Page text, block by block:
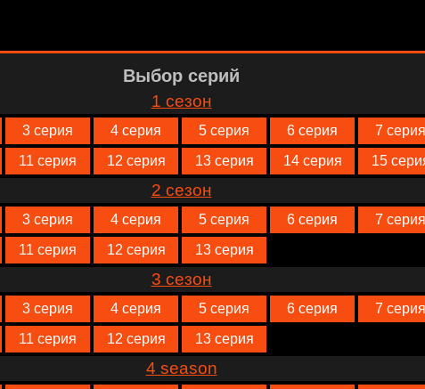
Выбор серий
1 сезон
3 серия 4 серия 5 серия 6 серия 7 серия
11 серия 12 серия 13 серия 14 серия 15
2 сезон
3 серия 4 серия 5 серия 6 серия 7 серия
11 серия 12 серия 13 серия
3 сезон
3 серия 4 серия 5 серия 6 серия 7 серия
11 серия 12 серия 13 серия
4 season